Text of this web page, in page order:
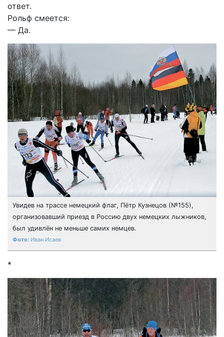
ответ.
Рольф смеется:
— Да.
Увидев на трассе немецкий флаг, Пётр Кузнецов (№155),
организовавший приезд в Россию двух немецких лыжников,
был удивлён не меньше самих немцев.
Иван Исаев
*